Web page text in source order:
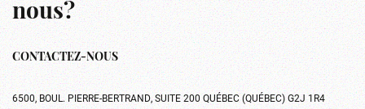
nous?
CONTACTEZ-NOUS
6500, BOUL. PIERRE-BERTRAND, SUITE 200 QUÉBEC (QUÉBEC) G2J 1R4